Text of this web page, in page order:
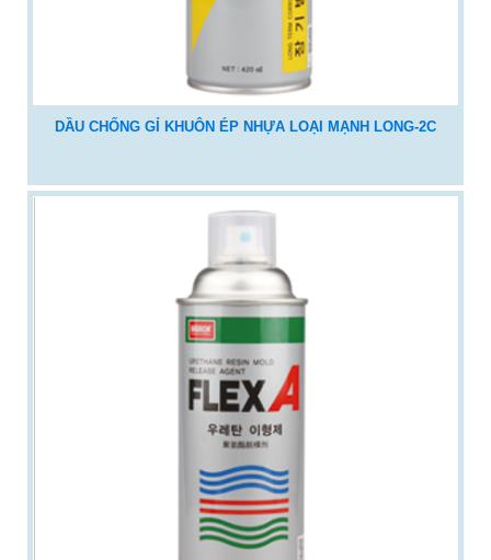
DẦU CHỐNG GỈ KHUÔN ÉP NHỰA LOẠI MẠNH LONG-2C